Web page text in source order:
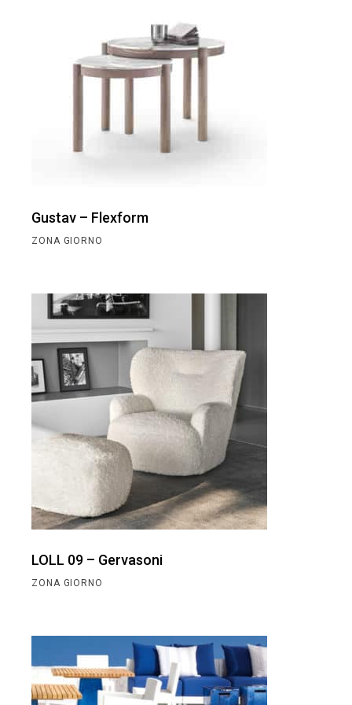
Gustav – Flexform
ZONA GIORNO
LOLL 09 – Gervasoni
ZONA GIORNO